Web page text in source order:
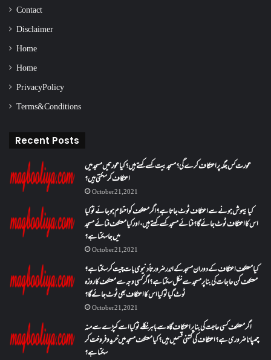
Contact
Disclaimer
Home
Home
Privacy Policy
Terms & Conditions
Recent Posts
عورت کس جگہ پر اعتکاف کرے گی؟مسجد بیت کسے کہتے ہیں؟کیا عورتیں مسجد میں
اعتکاف کر سکتی ہیں؟
October 21, 2021
کیا بیہوش ہونے سے اعتکاف ٹوٹ جاتا ہے؟ اگر معتکف کو احتلام ہو جائے تو کیا
اس کا اعتکاف ٹوٹ جائے گا؟فنائے مسجد کسے کہتے ہیں ، اور کیا معتکف فنائے مسجد
میں جا سکتا ہے؟
October 21, 2021
کیا معتکف اعتکاف کے دوران مسجد کے اندر ضرورتاً دنیوی بات چیت کر سکتا ہے؟
معتکف کن حاجات کی بنا پر مسجد سے نکل سکتا ہے؟ اگر کسی وجہ سے معتکف کا روزہ
ٹوٹ گیا تو کیا اس کا اعتکاف بھی ٹوٹ جائے گا؟
October 21, 2021
اگر معتکف کسی حاجت کی بنا پر اعتکاف گاہ سے باہر نکلے تو کیا اسے کپڑے سے منہ
چھپانا ضروری ہے؟اعتکاف کی کتنی قسمیں ہیں؟کیا معتکف مسجد میں خرید و فروخت کر
سکتا ہے؟